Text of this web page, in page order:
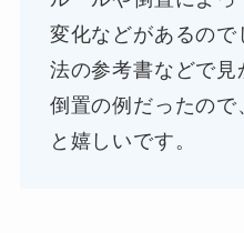
変化などがあるの
法の参考書などで見
倒置の例だったので
と嬉しいです。